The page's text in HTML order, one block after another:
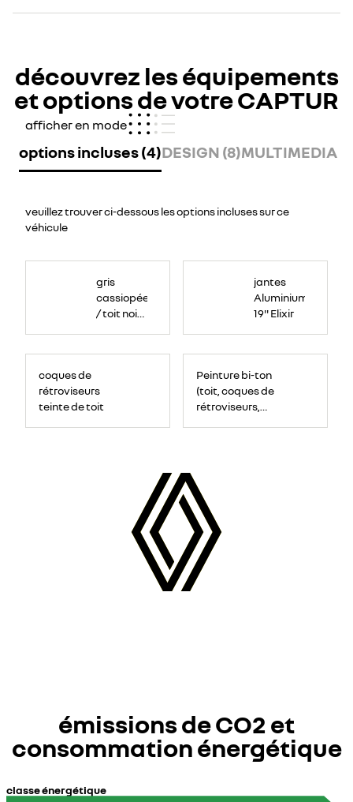
découvrez les équipements
et options de votre CAPTUR
afficher en mode
options incluses (4)DESIGN (8)MULTIMEDIA
veuillez trouver ci-dessous les options incluses sur ce
véhicule
gris
cassiopée
/ toit noir
jantes
Aluminium
19'' Elixir
coques de
rétroviseurs
teinte de toit
Peinture bi-ton
(toit, coques de
rétroviseurs,
émissions de CO2 et
consommation énergétique
classe énergétique